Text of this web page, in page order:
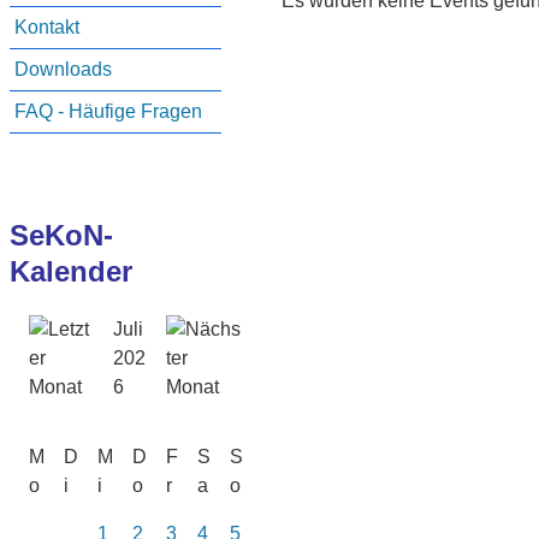
Kontakt
Downloads
FAQ - Häufige Fragen
SeKoN-
Kalender
Juli
202
6
M
o
D
i
M
i
D
o
F
r
S
a
S
o
1 2 3 4 5